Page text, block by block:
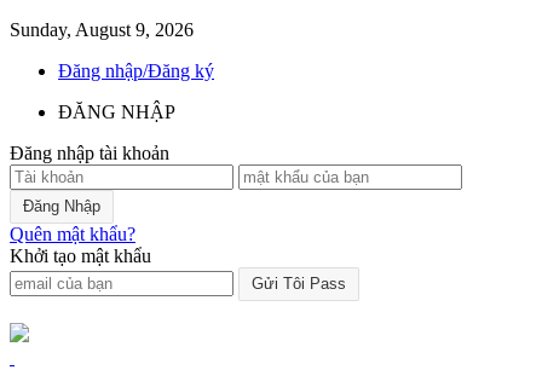
Sunday, August 9, 2026
Đăng nhập/Đăng ký
ĐĂNG NHẬP
Đăng nhập tài khoản
Quên mật khẩu?
Khởi tạo mật khẩu